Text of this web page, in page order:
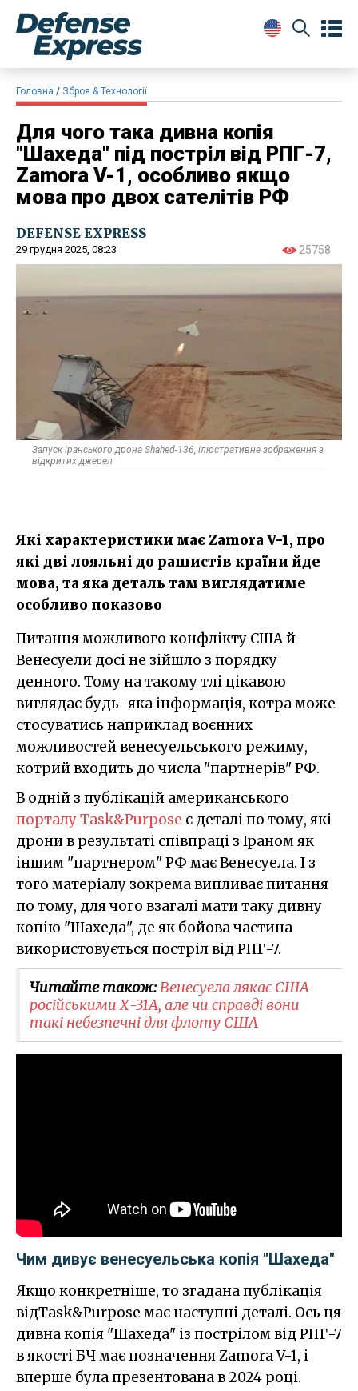
Головна Зброя & Технології
Для чого така дивна копія
"Шахеда" під постріл від РПГ-7,
Zamora V-1, особливо якщо
мова про двох сателітів РФ
DEFENSE EXPRESS
29 грудня 2025, 08:23 25758
Запуск іранського дрона Shahed-136, ілюстративне зображення з
відкритих джерел
Які характеристики має Zamora V-1, про
які дві лояльні до рашистів країни йде
мова, та яка деталь там виглядатиме
особливо показово
Питання можливого конфлікту США й
Венесуели досі не зійшло з порядку
денного. Тому на такому тлі цікавою
виглядає будь-яка інформація, котра може
стосуватись наприклад воєнних
можливостей венесуельського режиму,
котрий входить до числа "партнерів" РФ.
В одній з публікацій американського
порталу Task&Purpose є деталі по тому, які
дрони в результаті співпраці з Іраном як
іншим "партнером" РФ має Венесуела. І з
того матеріалу зокрема випливає питання
по тому, для чого взагалі мати таку дивну
копію "Шахеда", де як бойова частина
використовується постріл від РПГ-7.
Читайте також:Венесуела лякає США
російськими Х-31А, але чи справді вони
такі небезпечні для флоту США
Чим дивує венесуельська копія "Шахеда"
Якщо конкретніше, то згадана публікація
відTask&Purpose має наступні деталі. Ось ця
дивна копія "Шахеда" із пострілом від РПГ-7
в якості БЧ має позначення Zamora V-1, і
вперше була презентована в 2024 році.